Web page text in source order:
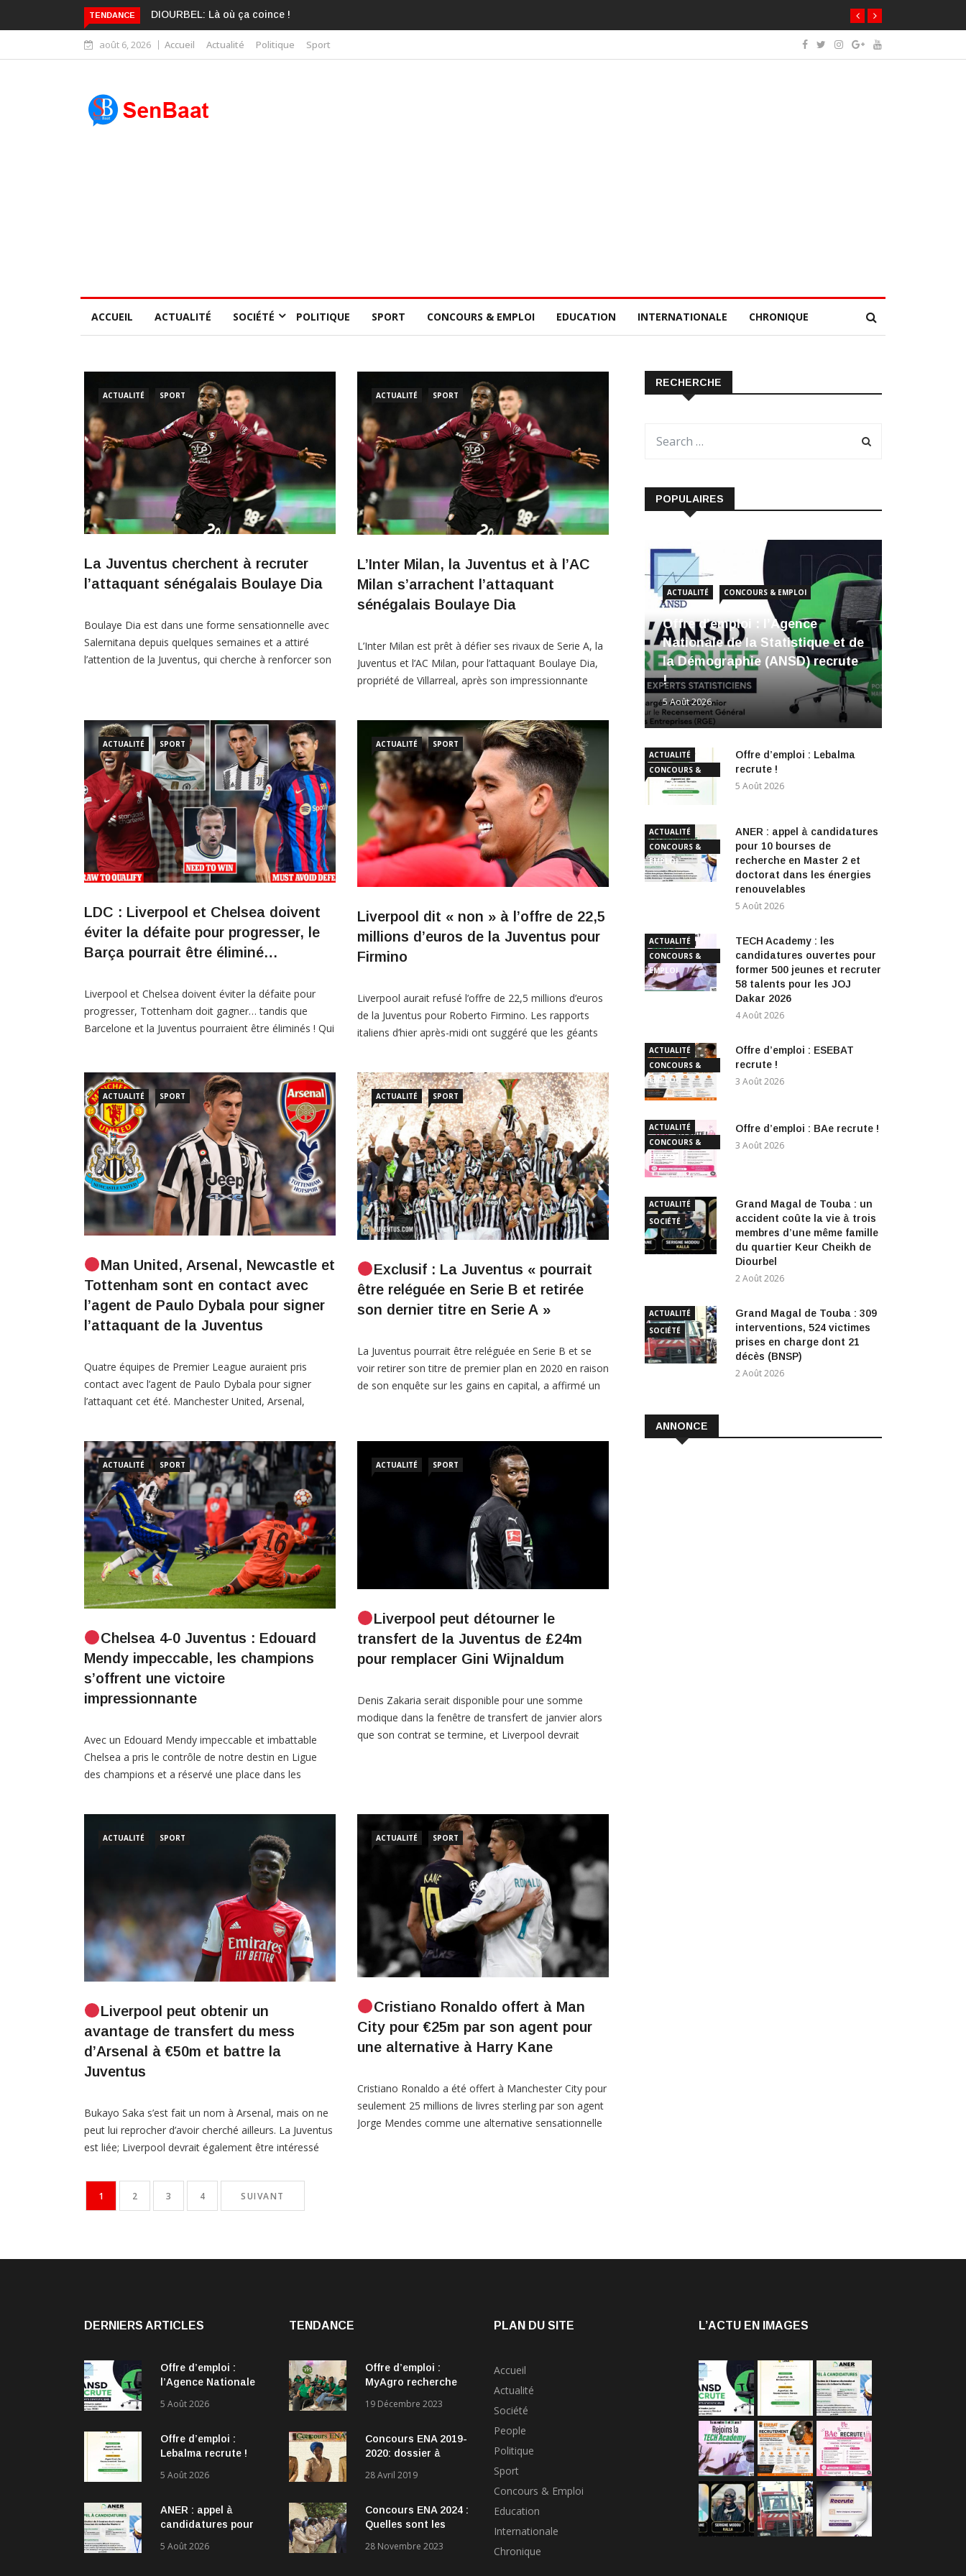
TENDANCE KARIME WADE EST DÉJÀ BLANCHI PAR LA CONSCIENCE COLLECTIVE DES SÉNÉGALAIS
août 6, 2026 Accueil Actualité Politique Sport
ACCUEIL ACTUALITÉ SOCIÉTÉ POLITIQUE SPORT CONCOURS & EMPLOI EDUCATION INTERNATIONALE CHRONIQUE
ACTUALITÉ SPORT
La Juventus cherchent à recruter
l’attaquant sénégalais Boulaye Dia
Boulaye Dia est dans une forme sensationnelle avec
Salernitana depuis quelques semaines et a attiré
l’attention de la Juventus, qui cherche à renforcer son
ACTUALITÉ SPORT
L’Inter Milan, la Juventus et à l’AC
Milan s’arrachent l’attaquant
sénégalais Boulaye Dia
L’Inter Milan est prêt à défier ses rivaux de Serie A, la
Juventus et l’AC Milan, pour l’attaquant Boulaye Dia,
propriété de Villarreal, après son impressionnante
à Rome, comme le rapporte le site d’information de
ACTUALITÉ SPORT
LDC : Liverpool et Chelsea doivent
éviter la défaite pour progresser, le
Barça pourrait être éliminé…
Liverpool et Chelsea doivent éviter la défaite pour
progresser, Tottenham doit gagner… tandis que
Barcelone et la Juventus pourraient être éliminés ! Qui
champions se rapproche maintenant des huitièmes
de finale de la […]
ACTUALITÉ SPORT
Liverpool dit « non » à l’offre de 22,5
millions d’euros de la Juventus pour
Firmino
Liverpool aurait refusé l’offre de 22,5 millions d’euros
de la Juventus pour Roberto Firmino. Les rapports
italiens d’hier après-midi ont suggéré que les géants
transfert. La même publication, le Corriere dello
Sport, a maintenant publié une autre
ACTUALITÉ SPORT
Man United, Arsenal, Newcastle et
Tottenham sont en contact avec
l’agent de Paulo Dybala pour signer
l’attaquant de la Juventus
Quatre équipes de Premier League auraient pris
contact avec l’agent de Paulo Dybala pour signer
l’attaquant cet été. Manchester United, Arsenal,
l’attaquant de la Juventus ». Dybala est en fin de
contrat à la Juventus à la fin de […]
ACTUALITÉ SPORT
Exclusif : La Juventus « pourrait
être reléguée en Serie B et retirée
son dernier titre en Serie A »
La Juventus pourrait être reléguée en Serie B et se
voir retirer son titre de premier plan en 2020 en raison
de son enquête sur les gains en capital, a affirmé un
perquisitionnés […]
ACTUALITÉ SPORT
Chelsea 4-0 Juventus : Edouard
Mendy impeccable, les champions
s’offrent une victoire
impressionnante
Avec un Edouard Mendy impeccable et imbattable
Chelsea a pris le contrôle de notre destin en Ligue
des champions et a réservé une place dans les
groupe H grâce à notre record […]
ACTUALITÉ SPORT
Liverpool peut détourner le
transfert de la Juventus de £24m
pour remplacer Gini Wijnaldum
Denis Zakaria serait disponible pour une somme
modique dans la fenêtre de transfert de janvier alors
que son contrat se termine, et Liverpool devrait
ACTUALITÉ SPORT
Liverpool peut obtenir un
avantage de transfert du mess
d’Arsenal à €50m et battre la
Juventus
Bukayo Saka s’est fait un nom à Arsenal, mais on ne
peut lui reprocher d’avoir cherché ailleurs. La Juventus
est liée; Liverpool devrait également être intéressé
Saka augmente. L’ailier d’Arsenal a fait son entrée
dans la première équipe à l’âge de 18 ans lors de la
ACTUALITÉ SPORT
Cristiano Ronaldo offert à Man
City pour €25m par son agent pour
une alternative à Harry Kane
Cristiano Ronaldo a été offert à Manchester City pour
seulement 25 millions de livres sterling par son agent
Jorge Mendes comme une alternative sensationnelle
1 2 3 4 SUIVANT
RECHERCHE
POPULAIRES
ACTUALITÉ CONCOURS & EMPLOI
Offre d’emploi : l’Agence
Nationale de la Statistique et de
la Démographie (ANSD) recrute
!
5 Août 2026
ACTUALITÉ
CONCOURS &
EMPLOI
Offre d’emploi : Lebalma
recrute !
5 Août 2026
ACTUALITÉ
CONCOURS &
EMPLOI
ANER : appel à candidatures
pour 10 bourses de
recherche en Master 2 et
doctorat dans les énergies
renouvelables
5 Août 2026
ACTUALITÉ
CONCOURS &
EMPLOI
TECH Academy : les
candidatures ouvertes pour
former 500 jeunes et recruter
58 talents pour les JOJ
Dakar 2026
4 Août 2026
ACTUALITÉ
CONCOURS &
EMPLOI
Offre d’emploi : ESEBAT
recrute !
3 Août 2026
ACTUALITÉ
CONCOURS &
EMPLOI
Offre d’emploi : BAe recrute !
3 Août 2026
ACTUALITÉ
SOCIÉTÉ
Grand Magal de Touba : un
accident coûte la vie à trois
membres d’une même famille
du quartier Keur Cheikh de
Diourbel
2 Août 2026
ACTUALITÉ
SOCIÉTÉ
Grand Magal de Touba : 309
interventions, 524 victimes
prises en charge dont 21
décès (BNSP)
2 Août 2026
ANNONCE
DERNIERS ARTICLES
Offre d’emploi :
l’Agence Nationale
de la Démographie
5 Août 2026
Offre d’emploi :
Lebalma recrute !
5 Août 2026
ANER : appel à
candidatures pour
recherche en Master
5 Août 2026
TENDANCE
Offre d’emploi :
MyAgro recherche
pour rejoindre son
19 Décembre 2023
Concours ENA 2019-
2020: dossier à
28 Avril 2019
Concours ENA 2024 :
Quelles sont les
pour participer au
28 Novembre 2023
PLAN DU SITE
Accueil
Actualité
Société
People
Politique
Sport
Concours & Emploi
Education
Internationale
Chronique
L’ACTU EN IMAGES